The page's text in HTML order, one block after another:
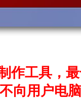
作工具，
向用户电